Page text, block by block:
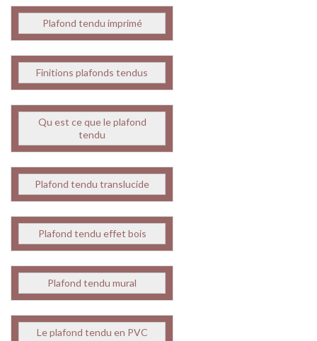
Plafond tendu imprimé
Finitions plafonds tendus
Qu est ce que le plafond
tendu
Plafond tendu translucide
Plafond tendu effet bois
Plafond tendu mural
Le plafond tendu en PVC